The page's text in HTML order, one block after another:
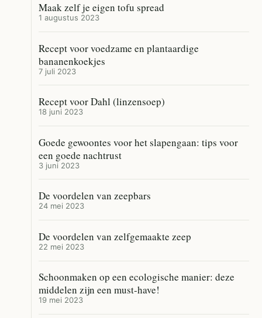
Maak zelf je eigen tofu spread
1 augustus 2023
Recept voor voedzame en plantaardige
bananenkoekjes
7 juli 2023
Recept voor Dahl (linzensoep)
18 juni 2023
Goede gewoontes voor het slapengaan: tips voor
een goede nachtrust
3 juni 2023
De voordelen van zeepbars
24 mei 2023
De voordelen van zelfgemaakte zeep
22 mei 2023
Schoonmaken op een ecologische manier: deze
middelen zijn een must-have!
19 mei 2023